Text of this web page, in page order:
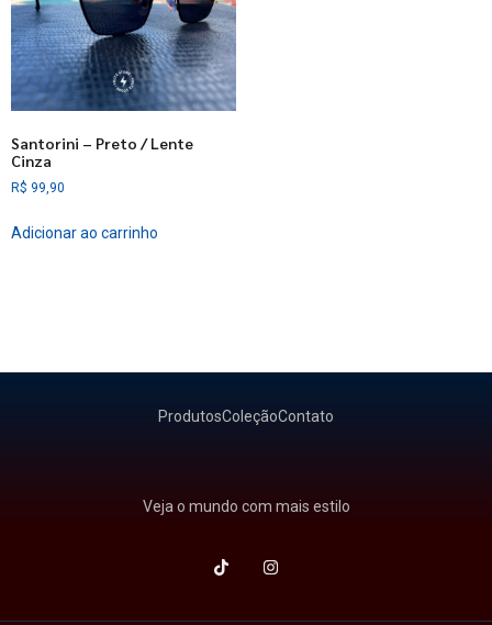
Santorini – Preto / Lente
Cinza
R$ 99,90
Adicionar ao carrinho
ProdutosColeçãoContato
Veja o mundo com mais estilo